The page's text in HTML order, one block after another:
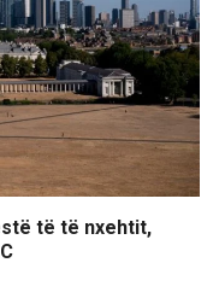
të të nxehtit,